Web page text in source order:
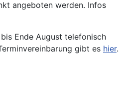
angeboten werden. Infos
Ende August telefonisch
gibt es hier.